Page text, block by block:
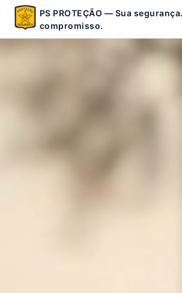
PS PROTEÇÃO — Sua
compromisso.